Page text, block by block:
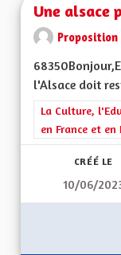
Une alsace
Proposition
l'Alsace doit
Filtrer les
La Culture,
en France et en
CRÉÉ LE
10/06/